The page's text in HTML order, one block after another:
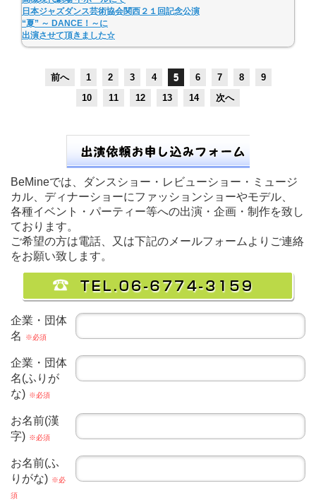
日本ジャズダンス芸術協会関西２１回記念公演
“夏” ～ DANCE！～に
出演させて頂きました☆
前へ 1 2 3 4 5 6 7 8
9
10
11 12 13 14 次へ
BeMineでは、ダンスショー・レビューショー・ミュージ
カル、ディナーショーにファッションショーやモデル、
各種イベント・パーティー等への出演・企画・制作を致し
ております。
ご希望の方は電話、又は下記のメールフォームよりご連絡
をお願い致します。
企業・団体
名
※必須
企業・団体
名(ふりが
な) ※必須
お名前(漢
字) ※必須
お名前(ふ
りがな) ※必
須